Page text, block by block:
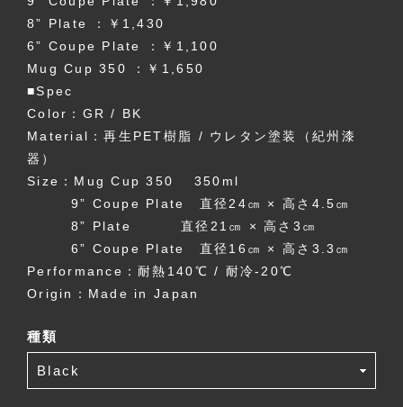
8” Plate ：￥1,430
6” Coupe Plate ：￥1,100
Mug Cup 350 ：￥1,650
■Spec
Color：GR / BK
Material：再生PET樹脂 / ウレタン塗装（紀州漆
器）
Size：Mug Cup 350 350ml
9” Coupe Plate 直径24㎝ × 高さ4.5㎝
8” Plate 直径21㎝ × 高さ3㎝
6” Coupe Plate 直径16㎝ × 高さ3.3㎝
Performance：耐熱140℃ / 耐冷-20℃
Origin：Made in Japan
種類